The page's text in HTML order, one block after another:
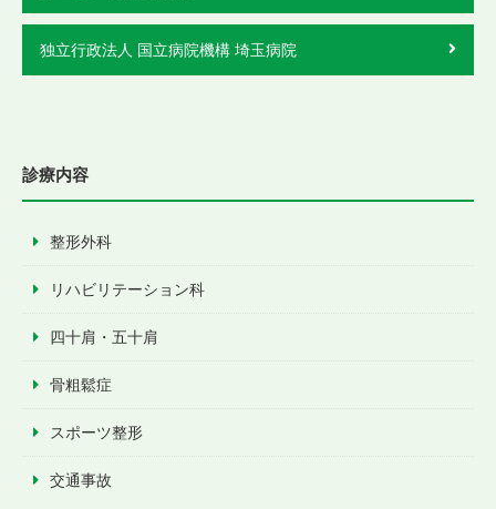
独立行政法人 国立病院機構 埼玉病院
診療内容
整形外科
リハビリテーション科
四十肩・五十肩
骨粗鬆症
スポーツ整形
交通事故